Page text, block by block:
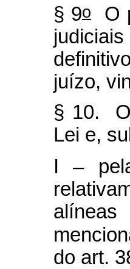
§ 9oO
juízo,
§ 10. O
Lei e,
I –
alíneas
do art.